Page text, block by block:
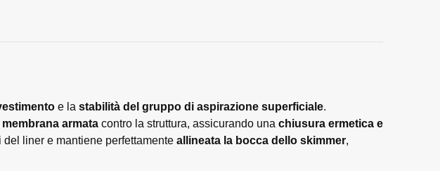
e la stabilità del gruppo di aspirazione superficiale.
armatacontro la struttura, assicurando una chiusura ermetica e
del liner e mantiene perfettamente allineata la bocca dello skimmer,